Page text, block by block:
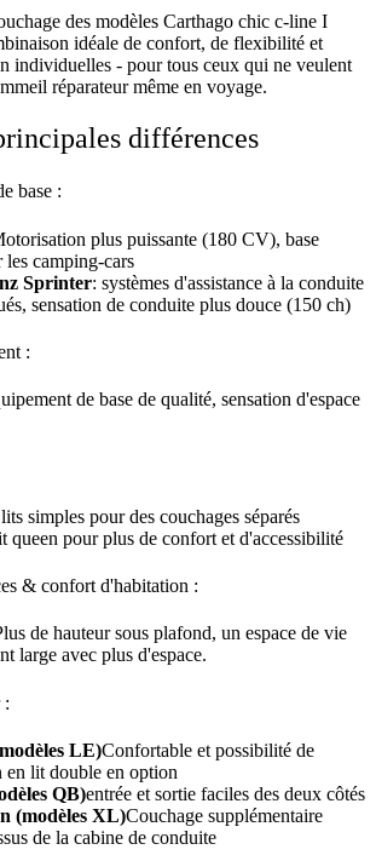
des modèles Carthago chic c-line I
idéale de confort, de flexibilité et
individuelles - pour tous ceux qui ne veulent
réparateur même en voyage.
différences
base :
plus puissante (180 CV), base
les camping-cars
Sprinter: systèmes d'assistance à la conduite
sensation de conduite plus douce (150 ch)
:
de base de qualité, sensation d'espace
simples pour des couchages séparés
queen pour plus de confort et d'accessibilité
& confort d'habitation :
de hauteur sous plafond, un espace de vie
large avec plus d'espace.
:
LE)Confortable et possibilité de
en lit double en option
QB)entrée et sortie faciles des deux côtés
(modèles XL)Couchage supplémentaire
de la cabine de conduite